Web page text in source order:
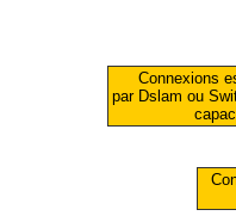
Connexions
par Dslam ou